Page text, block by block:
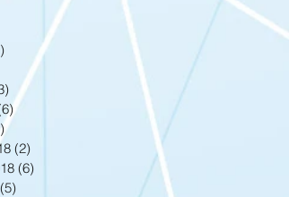
1 entrada
7 entradas
2 entradas
3 entradas
6 entradas
2 entradas
(2)
(6)
(5)